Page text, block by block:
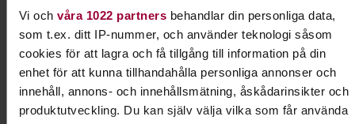
Vi och våra 1022 partnersbehandlar din personliga data,
som t.ex. ditt IP-nummer, och använder teknologi såsom
cookies för att lagra och få tillgång till information på din
enhet för att kunna tillhandahålla personliga annonser och
innehåll, annons- och innehållsmätning, åskådarinsikter och
produktutveckling. Du kan själv välja vilka som får använda
Dela: Facebook LinkedIn E-mail